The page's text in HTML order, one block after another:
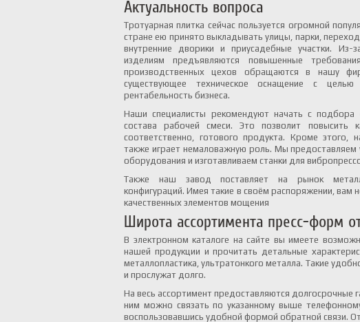
Актуальность вопроса
​Тротуарная плитка сейчас пользуется огромной
стране ею принято выкладывать улицы, парки,
внутренние дворики и приусадебные участки. Из-
изделиям предъявляются повышенные
производственных цехов обращаются в нашу
существующее техническое оснащение с целью
рентабельность бизнеса.
Наши специалисты рекомендуют начать с подбора
состава рабочей смеси. Это позволит повысить
соответственно, готового продукта. Кроме этого,
также играет немаловажную роль. Мы предоставляем
оборудования и изготавливаем станки для
Также наш завод поставляет на рынок
конфигураций. Имея такие в своём распоряжении, вам
качественных элементов мощения
Широта ассортимента пресс-форм
В электронном каталоге на сайте вы имеете
нашей продукции и прочитать детальные
металлопластика, ультратонкого металла. Такие
и прослужат долго.
На весь ассортимент предоставляются
ним можно связать по указанному выше
воспользовавшись удобной формой обратной связи.